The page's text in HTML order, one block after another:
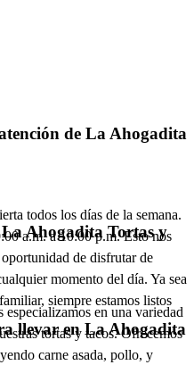
de La Ahogadita
todos los días de la semana.
a.m. a 10:00 p.m. Esto nos
de disfrutar de
momento del día. Ya sea
siempre estamos listos
Ahogadita Tortas y
en una variedad
tortas y tacos. Ofrecemos
carne asada, pollo, y
llevar en La Ahogadita